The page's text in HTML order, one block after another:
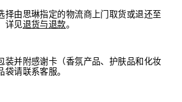
择由思琳指定的物流商上门取货或退还至
详见退货与退款。
装并附感谢卡（香氛产品、护肤品和化妆
请联系客服。